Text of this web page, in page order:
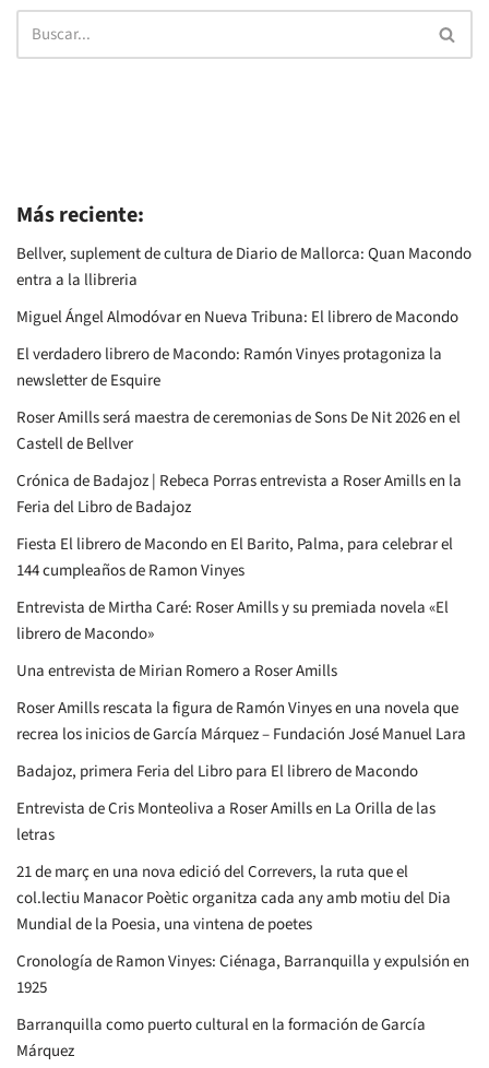
Más reciente:
Bellver, suplement de cultura de Diario de Mallorca: Quan Macondo
entra a la llibreria
Miguel Ángel Almodóvar en Nueva Tribuna: El librero de Macondo
El verdadero librero de Macondo: Ramón Vinyes protagoniza la
newsletter de Esquire
Roser Amills será maestra de ceremonias de Sons De Nit 2026 en el
Castell de Bellver
Crónica de Badajoz | Rebeca Porras entrevista a Roser Amills en la
Feria del Libro de Badajoz
Fiesta El librero de Macondo en El Barito, Palma, para celebrar el
144 cumpleaños de Ramon Vinyes
Entrevista de Mirtha Caré: Roser Amills y su premiada novela «El
librero de Macondo»
Una entrevista de Mirian Romero a Roser Amills
Roser Amills rescata la figura de Ramón Vinyes en una novela que
recrea los inicios de García Márquez – Fundación José Manuel Lara
Badajoz, primera Feria del Libro para El librero de Macondo
Entrevista de Cris Monteoliva a Roser Amills en La Orilla de las
letras
21 de març en una nova edició del Correvers, la ruta que el
col.lectiu Manacor Poètic organitza cada any amb motiu del Dia
Mundial de la Poesia, una vintena de poetes
Cronología de Ramon Vinyes: Ciénaga, Barranquilla y expulsión en
1925
Barranquilla como puerto cultural en la formación de García
Márquez